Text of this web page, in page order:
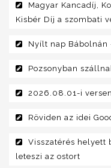
Magyar Kancadíj,
Kisbér Díj a szombati
Nyílt nap Bábolnán
Pozsonyban
2026.08.01-i
Röviden az idei
Visszatérés helyett
leteszi az ostort